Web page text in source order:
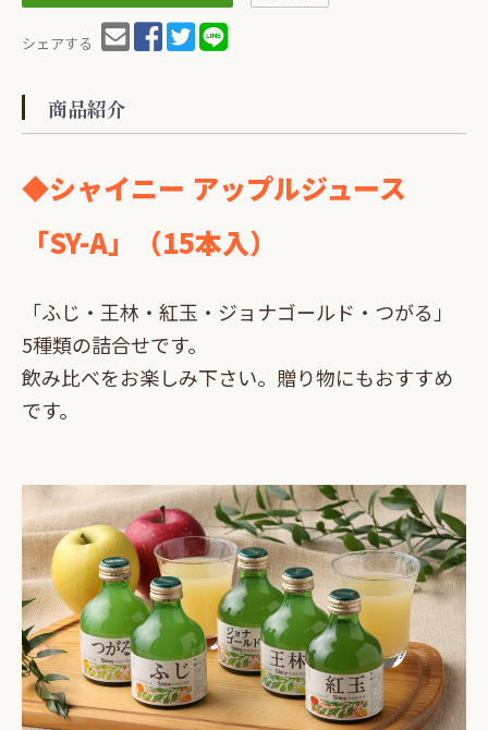
シェアする
商品紹介
◆シャイニー アップルジュース
「SY-A」（15本入）
「ふじ・王林・紅玉・ジョナゴールド・つがる」
5種類の詰合せです。
飲み比べをお楽しみ下さい。贈り物にもおすすめ
です。